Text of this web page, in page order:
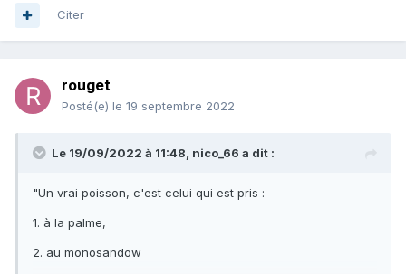
Citer
rouget
Posté(e) le 19 septembre 2022
Le 19/09/2022 à 11:48, nico_66 a dit :
"Un vrai poisson, c'est celui qui est pris :
1. à la palme,
2. au monosandow